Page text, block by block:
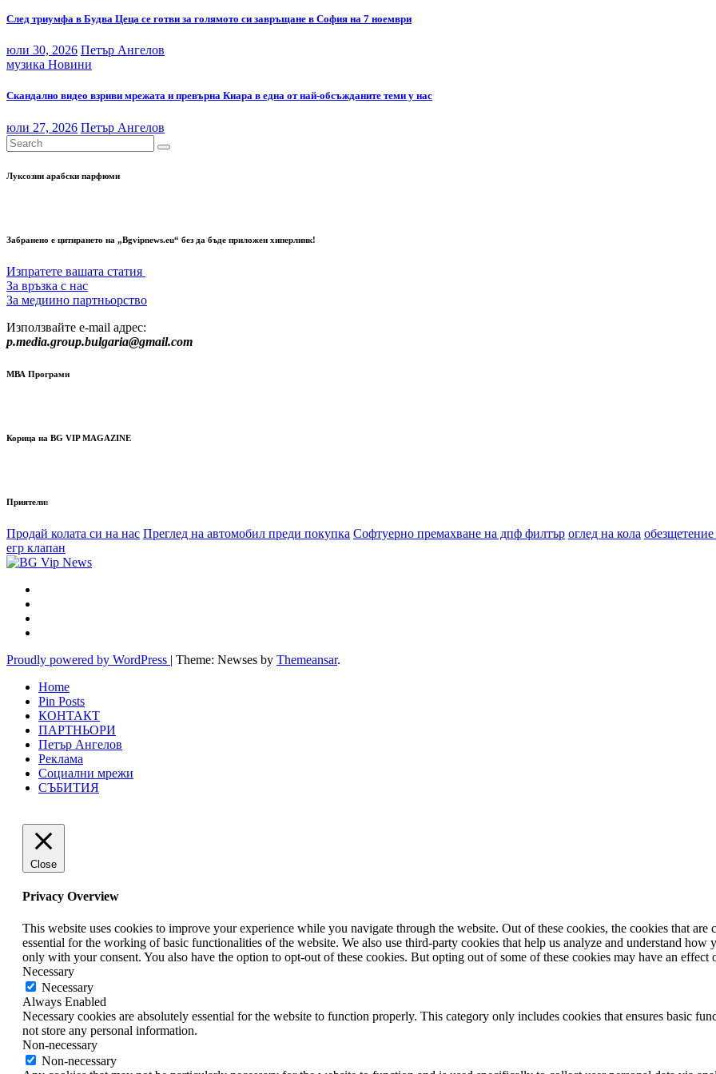
След триумфа в Будва Цеца се готви за голямото си завръщане в София на 7 ноември
юли 30, 2026 Петър Ангелов
музика Новини
Скандално видео взриви мрежата и превърна Киара в една от най-обсъжданите теми у нас
юли 27, 2026 Петър Ангелов
Луксозни арабски парфюми
Забранено е цитирането на „Bgvipnews.eu“ без да бъде приложен хиперлинк!
Изпратете вашата статия
За връзка с нас
За медиино партньорство
Използвайте e-mail адрес:
p.media.group.bulgaria@gmail.com
МВА Програми
Корица на BG VIP MAGAZINE
Приятели:
Продай колата си на нас Преглед на автомобил преди покупка Софтуерно премахване на дпф филтър оглед на кола
егр клапан
Proudly powered by WordPress | Theme: Newses by Themeansar.
Home
Pin Posts
КОНТАКТ
ПАРТНЬОРИ
Петър Ангелов
Реклама
Социални мрежи
СЪБИТИЯ
Close
Privacy Overview
This website uses cookies to improve your experience while you navigate through the website. Out of these cookies, the cookies that are
essential for the working of basic functionalities of the website. We also use third-party cookies that help us analyze and understand
only with your consent. You also have the option to opt-out of these cookies. But opting out of some of these cookies may have an effect
Necessary
Necessary
Always Enabled
Necessary cookies are absolutely essential for the website to function properly. This category only includes cookies that ensures basic
not store any personal information.
Non-necessary
Non-necessary